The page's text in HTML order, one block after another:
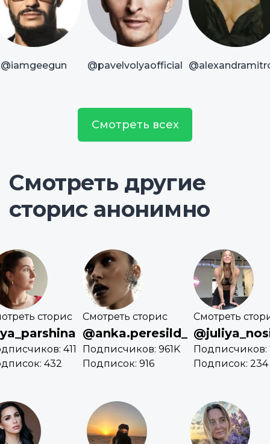
@iamgeegun @pavelvolyaofficial
Смотреть всех
Смотреть другие
сторис анонимно
сторис
411
432
Смотреть сторис
@anka.peresild_
Подписчиков: 961K
Подписок: 916
Смотреть
Подписчиков:
Подписок: 234